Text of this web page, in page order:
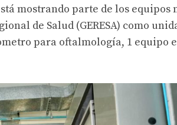
mostrando parte de los equipos
de Salud (GERESA) como
para oftalmología, 1 equipo